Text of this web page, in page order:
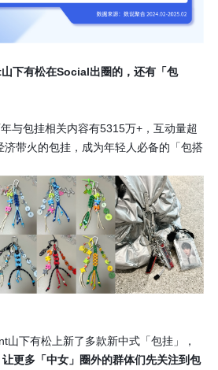
下有松在Social出圈的，还有「包
与包挂相关内容有5315万+，互动量超
带火的包挂，成为年轻人必备的「包搭
山下有松上新了多款新中式「包挂」，
更多「中女」圈外的群体们先关注到包